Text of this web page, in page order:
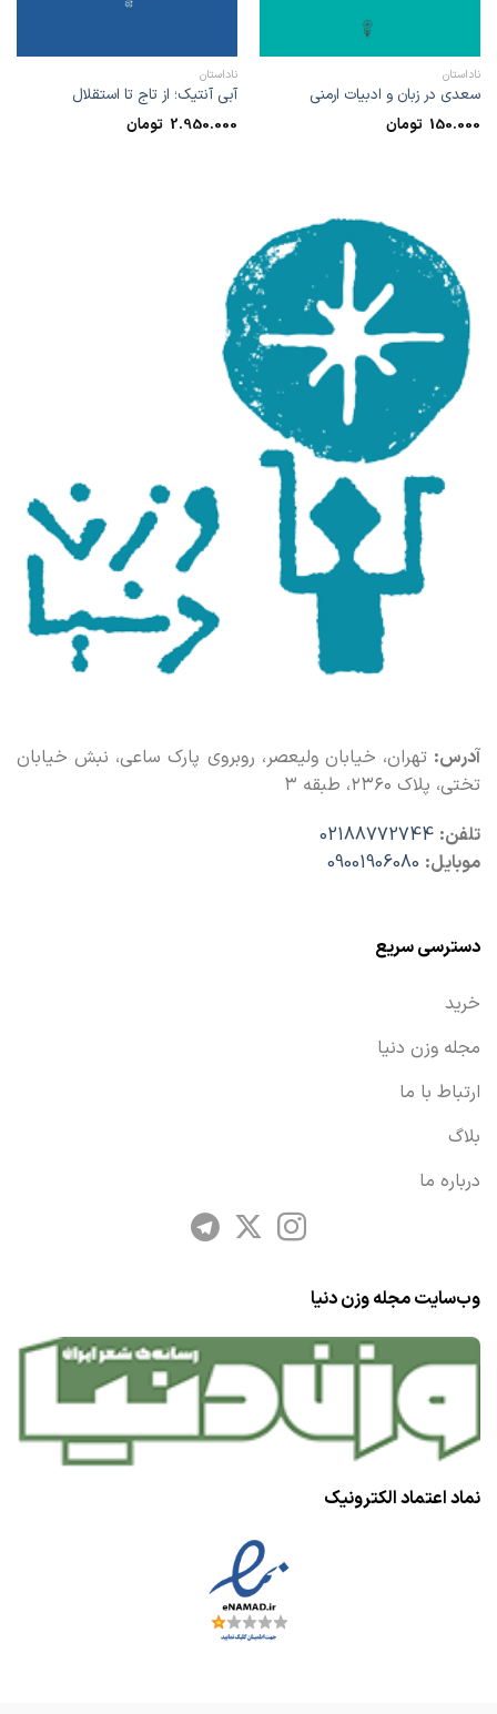
ناداستان
سعدی در زبان و ادبیات ارمنی
150.000 تومان
ناداستان
آبی آنتیک؛ از تاج تا استقلال
2.950.000 تومان
آدرس: تهران، خیابان ولیعصر، روبروی پارک ساعی، نبش خیابان
تختی، پلاک ۲۳۶۰، طبقه ۳
تلفن: 02188772744
موبایل: 09001906080
دسترسی سریع
خرید
مجله وزن دنیا
ارتباط با ما
بلاگ
درباره ما
وب‌سایت مجله وزن دنیا
نماد اعتماد الکترونیک